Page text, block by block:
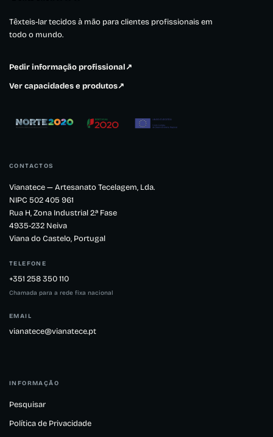
Têxteis-lar tecidos à mão para clientes profissionais em
todo o mundo.
Pedir informação profissional↗
Ver capacidades e produtos↗
CONTACTOS
Vianatece — Artesanato Tecelagem, Lda.
NIPC 502 405 961
Rua H, Zona Industrial 2.ª Fase
4935-232 Neiva
Viana do Castelo, Portugal
TELEFONE
+351 258 350 110
Chamada para a rede fixa nacional
EMAIL
vianatece@vianatece.pt
INFORMAÇÃO
Pesquisar
Política de Privacidade